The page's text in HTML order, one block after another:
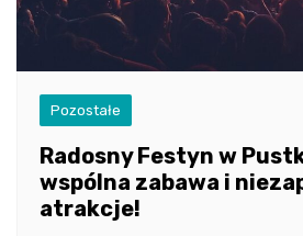
Pozostałe
Radosny Festyn w
wspólna zabawa i
atrakcje!